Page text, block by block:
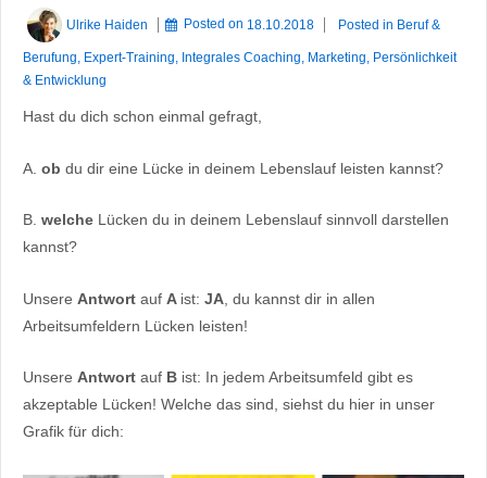
Ulrike Haiden Posted on 18.10.2018 Posted in Beruf &
Berufung, Expert-Training, Integrales Coaching, Marketing, Persönlichkeit
& Entwicklung
Hast du dich schon einmal gefragt,
A. ob du dir eine Lücke in deinem Lebenslauf leisten kannst?
B. welche Lücken du in deinem Lebenslauf sinnvoll darstellen
kannst?
Unsere Antwort auf A ist: JA , du kannst dir in allen
Arbeitsumfeldern Lücken leisten!
Unsere Antwort auf B ist: In jedem Arbeitsumfeld gibt es
akzeptable Lücken! Welche das sind, siehst du hier in unser
Grafik für dich: